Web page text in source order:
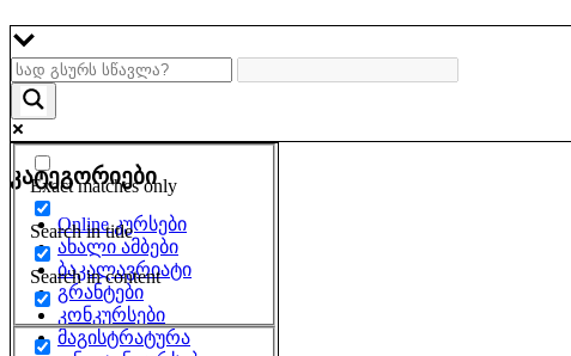
Exact matches only
Search in title
Search in content
კატეგორიები
Online კურსები
ახალი ამბები
ბაკალავრიატი
გრანტები
კონკურსები
მაგისტრატურა